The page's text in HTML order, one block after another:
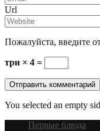
Url
Пожалуйста, введите
три × 4 =
You selected an empty
Первые блюда